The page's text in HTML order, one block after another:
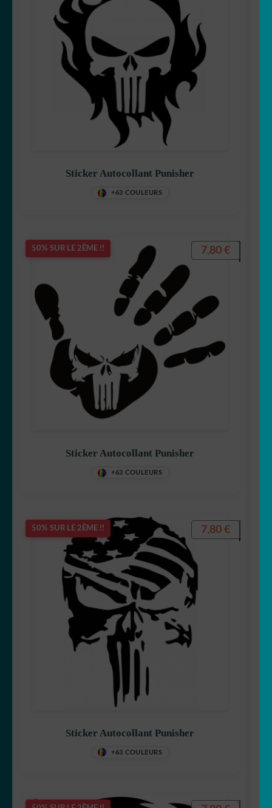
Sticker Autocollant Punisher
+63 COULEURS
50% SUR LE 2ÈME !!
Sticker Autocollant Punisher
+63 COULEURS
7,80 €
50% SUR LE 2ÈME !!
Sticker Autocollant Punisher
+63 COULEURS
7,80 €